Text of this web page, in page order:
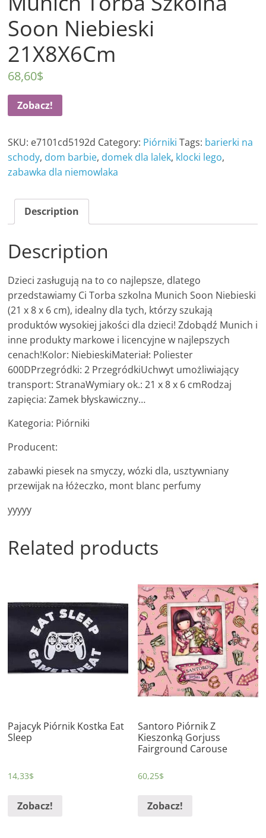
Soon Niebieski
21X8X6Cm
68,60$
Zobacz!
SKU: e7101cd5192d Category: Piórniki Tags: barierki na
schody, dom barbie, domek dla lalek, klocki lego,
zabawka dla niemowlaka
Description
Description
Dzieci zasługują na to co najlepsze, dlatego
przedstawiamy Ci Torba szkolna Munich Soon Niebieski
(21 x 8 x 6 cm), idealny dla tych, którzy szukają
produktów wysokiej jakości dla dzieci! Zdobądź Munich i
inne produkty markowe i licencyjne w najlepszych
cenach!Kolor: NiebieskiMateriał: Poliester
600DPrzegródki: 2 PrzegródkiUchwyt umożliwiający
transport: StranaWymiary ok.: 21 x 8 x 6 cmRodzaj
zapięcia: Zamek błyskawiczny…
Kategoria: Piórniki
Producent:
zabawki piesek na smyczy, wózki dla, usztywniany
przewijak na łóżeczko, mont blanc perfumy
yyyyy
Related products
Pajacyk Piórnik Kostka Eat
Sleep
14,33$
Zobacz!
Santoro Piórnik Z
Kieszonką Gorjuss
Fairground Carouse
60,25$
Zobacz!